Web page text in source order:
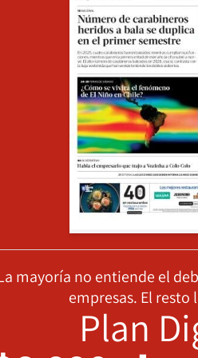
mayoría no entiende el
empresas. El resto
Plan